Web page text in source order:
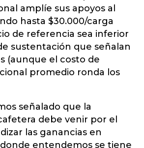
amplíe sus apoyos al
hasta $30.000/carga
de referencia sea inferior
sustentación que señalan
(aunque el costo de
promedio ronda los
señalado que la
debe venir por el
las ganancias en
entendemos se tiene